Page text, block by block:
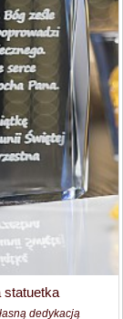
statuetka
dedykacją